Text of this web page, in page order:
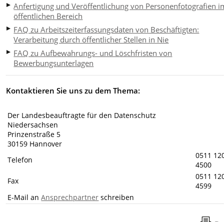
Anfertigung und Veröffentlichung von Personenfotografien
öffentlichen Bereich
FAQ zu Arbeitszeiterfassungsdaten von Beschäftigten:
Verarbeitung durch öffentlicher Stellen in Nie
FAQ zu Aufbewahrungs- und Löschfristen von
Bewerbungsunterlagen
Kontaktieren Sie uns zu dem Thema:
Der Landesbeauftragte für den Datenschutz
Niedersachsen
Prinzenstraße 5
30159 Hannover
Telefon
0511
4500
Fax
0511
4599
E-Mail anAnsprechpartner schreiben